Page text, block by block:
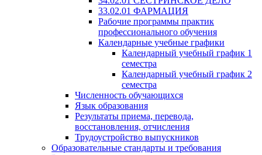
33.02.01 ФАРМАЦИЯ
Рабочие программы практик
профессионального обучения
Календарные учебные графики
Календарный учебный график 1
семестра
Календарный учебный график 2
семестра
Численность обучающихся
Язык образования
Результаты приема, перевода,
восстановления, отчисления
Трудоустройство выпускников
Образовательные стандарты и требования